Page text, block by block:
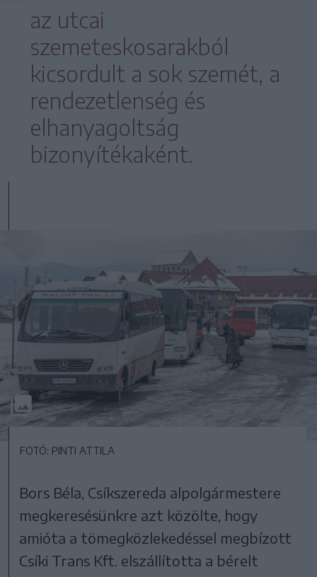
az utcai
szemeteskosarakból
kicsordult a sok szemét, a
rendezetlenség és
elhanyagoltság
bizonyítékaként.
FOTÓ: PINTI ATTILA
Bors Béla, Csíkszereda alpolgármestere
megkeresésünkre azt közölte, hogy
amióta a tömegközlekedéssel megbízott
Csíki Trans Kft. elszállította a bérelt